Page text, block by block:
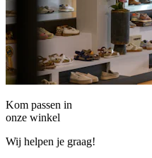
Kom passen in
onze winkel
Wij helpen je graag!